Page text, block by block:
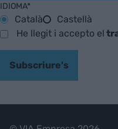
IDIOMA*
Català
Castellà
He llegit i accepto el
Subscriure's